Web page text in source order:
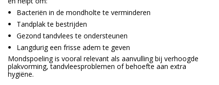
Bacteriën in de mondholte te verminderen
Tandplak te bestrijden
Gezond tandvlees te ondersteunen
Langdurig een frisse adem te geven
Mondspoeling is vooral relevant als aanvulling bij verhoogde
plakvorming, tandvleesproblemen of behoefte aan extra
hygiëne.